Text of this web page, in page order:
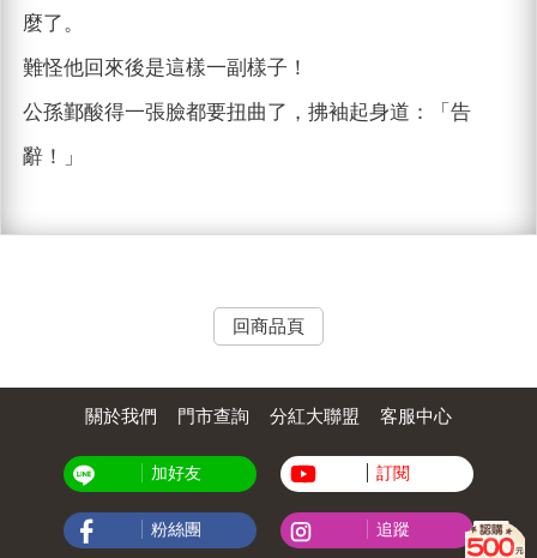
麼了。
難怪他回來後是這樣一副樣子！
公孫鄞酸得一張臉都要扭曲了，拂袖起身道：「告
辭！」
回商品頁
關於我們 門市查詢 分紅大聯盟 客服中心
加好友 訂閱
粉絲團 追蹤